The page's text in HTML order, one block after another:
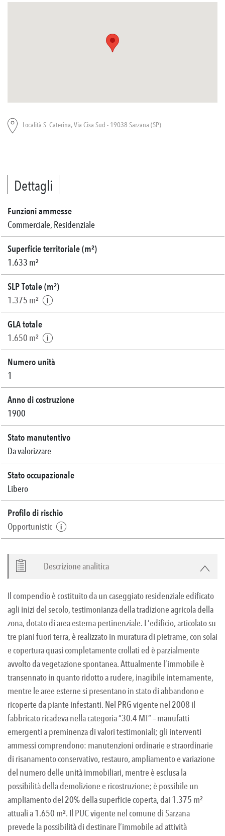
Località S. Caterina, Via Cisa Sud - 19038 Sarzana (SP)
Dettagli
Funzioni ammesse
Commerciale, Residenziale
Superficie territoriale (m²)
1.633 m²
SLP Totale (m²)
1.375 m²
GLA totale
1.650 m²
Numero unità
1
Anno di costruzione
1900
Stato manutentivo
Da valorizzare
Stato occupazionale
Libero
Profilo di rischio
Opportunistic
Descrizione analitica
Il compendio è costituito da un caseggiato residenziale edificato
agli inizi del secolo, testimonianza della tradizione agricola della
zona, dotato di area esterna pertinenziale. L’edificio, articolato su
tre piani fuori terra, è realizzato in muratura di pietrame, con solai
e copertura quasi completamente crollati ed è parzialmente
avvolto da vegetazione spontanea. Attualmente l’immobile è
transennato in quanto ridotto a rudere, inagibile internamente,
mentre le aree esterne si presentano in stato di abbandono e
ricoperte da piante infestanti. Nel PRG vigente nel 2008 il
fabbricato ricadeva nella categoria “30.4 MT” – manufatti
emergenti a preminenza di valori testimoniali; gli interventi
ammessi comprendono: manutenzioni ordinarie e straordinarie
di risanamento conservativo, restauro, ampliamento e variazione
del numero delle unità immobiliari, mentre è esclusa la
possibilità della demolizione e ricostruzione; è possibile un
ampliamento del 20% della superficie coperta, dai 1.375 m²
attuali a 1.650 m². Il PUC vigente nel comune di Sarzana
prevede la possibilità di destinare l’immobile ad attività